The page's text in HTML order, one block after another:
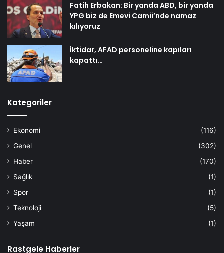
Fatih Erbakan: Bir yanda ABD, bir yanda
YPG biz de Emevi Camii’nde namaz
kılıyoruz
İktidar, AFAD personeline kapıları
kapattı…
Kategoriler
Ekonomi
(116)
Genel
(302)
Haber
(170)
Sağlık
(1)
Spor
(1)
Teknoloji
(5)
Yaşam
(1)
Rastgele Haberler